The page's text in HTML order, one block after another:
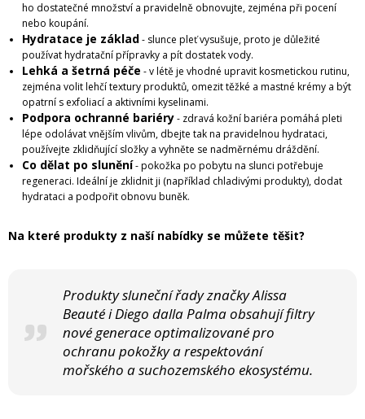
ho dostatečné množství a pravidelně obnovujte, zejména při pocení
nebo koupání.
Hydratace je základ- slunce pleť vysušuje, proto je důležité
používat hydratační přípravky a pít dostatek vody.
Lehká a šetrná péče - v létě je vhodné upravit kosmetickou rutinu,
zejména volit lehčí textury produktů, omezit těžké a mastné krémy a být
opatrní s exfoliací a aktivními kyselinami.
Podpora ochranné bariéry- zdravá kožní bariéra pomáhá pleti
lépe odolávat vnějším vlivům, dbejte tak na pravidelnou hydrataci,
používejte zklidňující složky a vyhněte se nadměrnému dráždění.
Co dělat po slunění- pokožka po pobytu na slunci potřebuje
regeneraci. Ideální je zklidnit ji (například chladivými produkty), dodat
hydrataci a podpořit obnovu buněk.
Na které produkty z naší nabídky se můžete těšit?
Produkty sluneční řady značky Alissa
Beauté i Diego dalla Palma obsahují filtry
nové generace optimalizované pro
ochranu pokožky a respektování
mořského a suchozemského ekosystému.